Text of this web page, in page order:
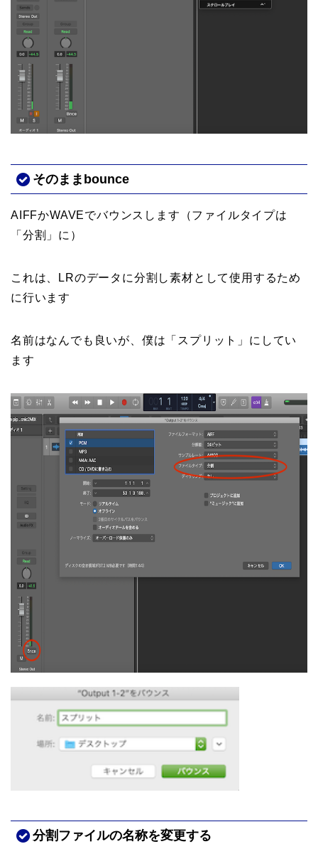
そのままbounce
AIFFかWAVEでバウンスします（ファイルタイプは
「分割」に）
これは、LRのデータに分割し素材として使用するため
に行います
名前はなんでも良いが、僕は「スプリット」にしてい
ます
分割ファイルの名称を変更する